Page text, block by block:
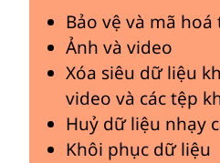
Bảo vệ và mã
Ảnh và video
Xóa siêu dữ liệu
video và các tệp
Huỷ dữ liệu nhạy
Khôi phục dữ liệu